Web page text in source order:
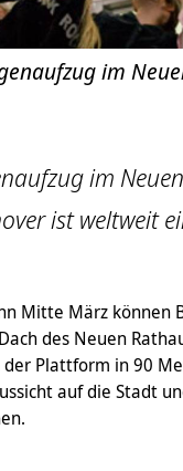
im
im
ist weltweit
Mitte März können
des Neuen
Plattform in 90
auf die Stadt